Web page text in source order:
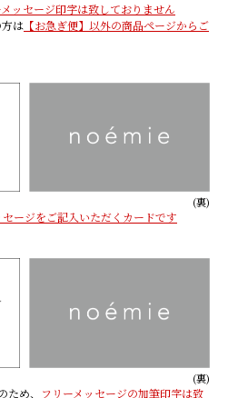
ッセージ印字は致しておりません
は 【お急ぎ便】以外の商品ページからご
(裏)
ージをご記入いただくカードです
(裏)
め、 フリーメッセージの加筆印字は致